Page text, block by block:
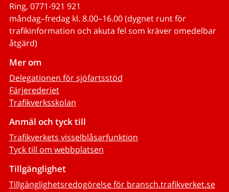
Ring, 0771-921 921
måndag–fredag kl. 8.00–16.00 (dygnet runt för
trafikinformation och akuta fel som kräver omedelbar
åtgärd)
Mer om
Delegationen för sjöfartsstöd
Färjerederiet
Trafikverksskolan
Anmäl och tyck till
Trafikverkets visselblåsarfunktion
Tyck till om webbplatsen
Tillgänglighet
Tillgänglighetsredogörelse för bransch.trafikverket.se